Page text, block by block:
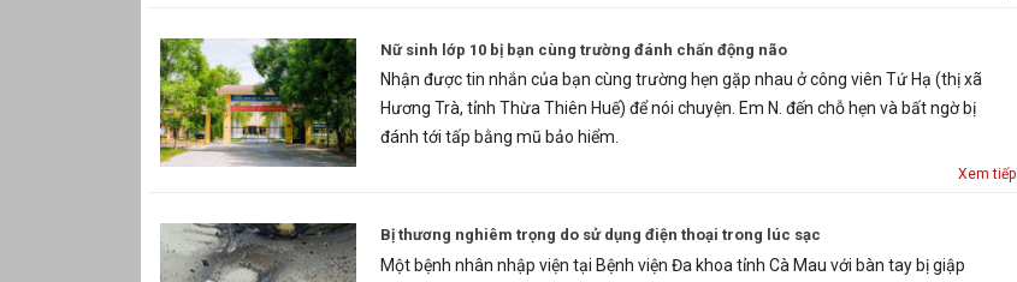
Nữ sinh lớp 10 bị bạn cùng trường đánh chấn động não
Nhận được tin nhắn của bạn cùng trường hẹn gặp nhau ở công viên Tứ Hạ (thị xã
Hương Trà, tỉnh Thừa Thiên Huế) để nói chuyện. Em N. đến chỗ hẹn và bất ngờ bị
đánh tới tấp bằng mũ bảo hiểm.
Xem tiếp
Bị thương nghiêm trọng do sử dụng điện thoại trong lúc sạc
Một bệnh nhân nhập viện tại Bệnh viện Đa khoa tỉnh Cà Mau với bàn tay bị giập